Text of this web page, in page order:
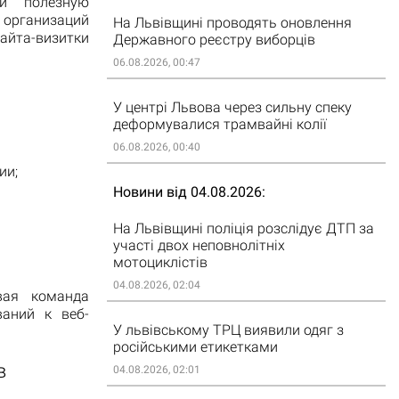
визитки
команда
к веб-
На Львівщині проводять оновлення
Державного реєстру виборців
06.08.2026, 00:47
У центрі Львова через сильну спеку
деформувалися трамвайні колії
06.08.2026, 00:40
Новини від 04.08.2026
На Львівщині поліція розслідує ДТП за
участі двох неповнолітніх
мотоциклістів
04.08.2026, 02:04
У львівському ТРЦ виявили одяг з
російськими етикетками
04.08.2026, 02:01